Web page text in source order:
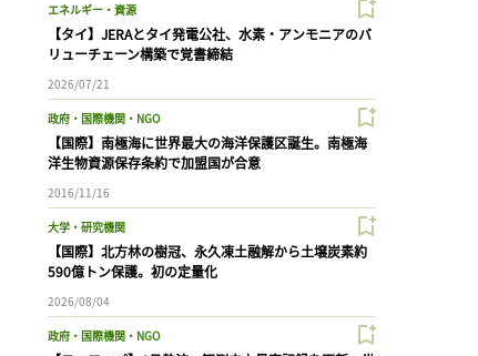
エネルギー・資源
【タイ】JERAとタイ発電公社、水素・アンモニアのバ
リューチェーン構築で覚書締結
2026/07/21
政府・国際機関・NGO
【国際】南極海に世界最大の海洋保護区誕生。南極海
洋生物資源保存条約で加盟国が合意
2016/11/16
大学・研究機関
【国際】北方林の樹冠、永久凍土融解から土壌炭素約
590億トン保護。初の定量化
2026/08/04
政府・国際機関・NGO